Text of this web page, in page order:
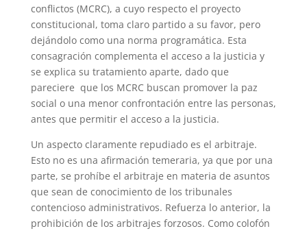
conflictos (MCRC), a cuyo respecto el proyecto
constitucional, toma claro partido a su favor, pero
dejándolo como una norma programática. Esta
consagración complementa el acceso a la justicia y
se explica su tratamiento aparte, dado que
pareciere que los MCRC buscan promover la paz
social o una menor confrontación entre las personas,
antes que permitir el acceso a la justicia.
Un aspecto claramente repudiado es el arbitraje.
Esto no es una afirmación temeraria, ya que por una
parte, se prohíbe el arbitraje en materia de asuntos
que sean de conocimiento de los tribunales
contencioso administrativos. Refuerza lo anterior, la
prohibición de los arbitrajes forzosos. Como colofón